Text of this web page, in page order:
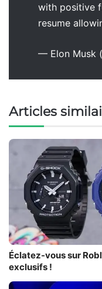
with positive
resume
— Elon Musk
Articles
Éclatez-vous sur
exclusifs !